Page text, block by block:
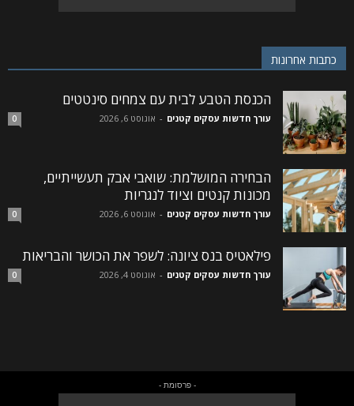
כתבות אחרונות
הכנסת הטבע לבית עם צמחים סינטטים
עורך חדשות עסקים קטנים - אוגוסט 6, 2026 0
הבחירה המושלמת: שואבי אבק תעשייתיים,
מכונות קנטים וציוד לנגריות
עורך חדשות עסקים קטנים - אוגוסט 6, 2026 0
פילאטיס בנס ציונה: לשפר את הכושר והבריאות
עורך חדשות עסקים קטנים - אוגוסט 4, 2026 0
- פרסומת -